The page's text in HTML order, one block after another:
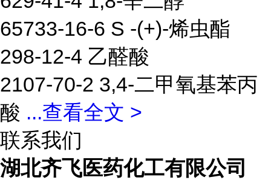
65733-16-6 S -(+)-烯虫酯
298-12-4 乙醛酸
2107-70-2 3,4-二甲氧基苯丙
酸 ...查看全文 >
联系我们
湖北齐飞医药化工有限公司